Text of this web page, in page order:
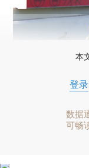
本
登录
数据
可畅